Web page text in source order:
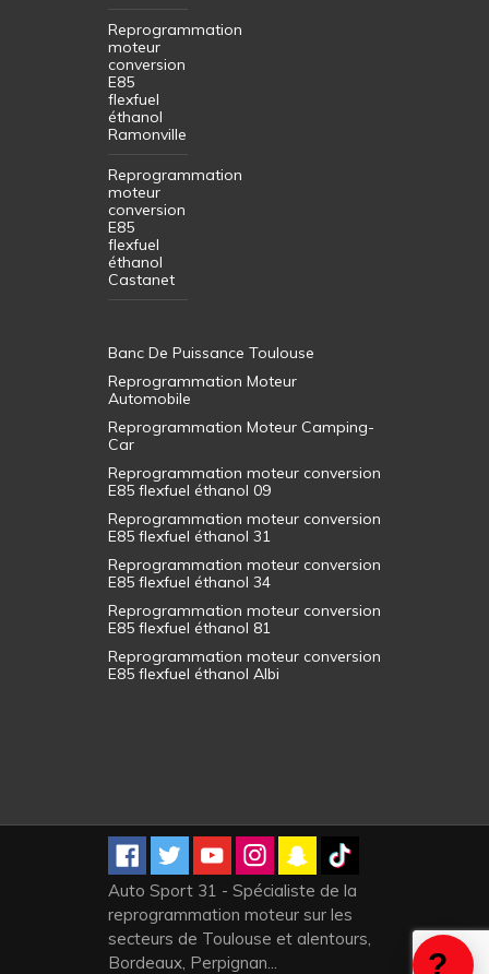
Reprogrammation
moteur
conversion
E85
flexfuel
éthanol
Ramonville
Reprogrammation
moteur
conversion
E85
flexfuel
éthanol
Castanet
Banc De Puissance Toulouse
Reprogrammation Moteur
Automobile
Reprogrammation Moteur Camping-
Car
Reprogrammation moteur conversion
E85 flexfuel éthanol 09
Reprogrammation moteur conversion
E85 flexfuel éthanol 31
Reprogrammation moteur conversion
E85 flexfuel éthanol 34
Reprogrammation moteur conversion
E85 flexfuel éthanol 81
Reprogrammation moteur conversion
E85 flexfuel éthanol Albi
Auto Sport 31 - Spécialiste de la
reprogrammation moteur sur les
secteurs de Toulouse et alentours,
Bordeaux, Perpignan...